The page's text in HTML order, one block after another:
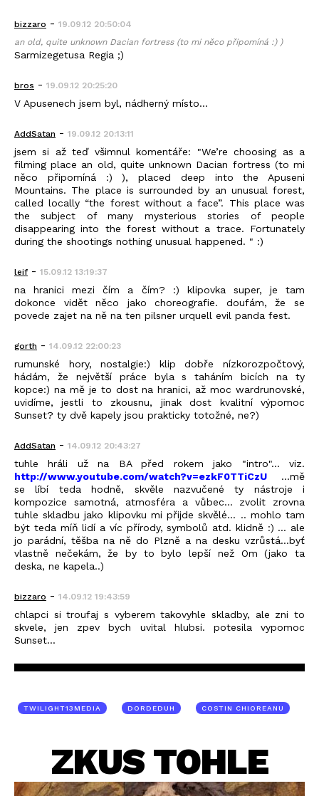
bizzaro - 19.09.12 20:50:04
an old, quite unknown Dacian fortress (to mi něco připomíná :) )
Sarmizegetusa Regia ;)
bros - 19.09.12 20:25:20
V Apusenech jsem byl, nádherný místo...
AddSatan - 19.09.12 20:13:11
jsem si až teď všimnul komentáře: "We’re choosing as a
filming place an old, quite unknown Dacian fortress (to mi
něco připomíná :) ), placed deep into the Apuseni
Mountains. The place is surrounded by an unusual forest,
called locally “the forest without a face”. This place was
the subject of many mysterious stories of people
disappearing into the forest without a trace. Fortunately
during the shootings nothing unusual happened. " :)
leif - 15.09.12 13:19:37
na hranici mezi čím a čím? :) klipovka super, je tam
dokonce vidět něco jako choreografie. doufám, že se
povede zajet na ně na ten pilsner urquell evil panda fest.
gorth - 14.09.12 22:00:23
rumunské hory, nostalgie:) klip dobře nízkorozpočtový,
hádám, že největší práce byla s taháním bicích na ty
kopce:) na mě je to dost na hranici, až moc wardrunovské,
uvidíme, jestli to zkousnu, jinak dost kvalitní výpomoc
Sunset? ty dvě kapely jsou prakticky totožné, ne?)
AddSatan - 14.09.12 20:43:27
tuhle hráli už na BA před rokem jako "intro"... viz.
http://www.youtube.com/watch?v=ezkF0TTiCzU ...mě
se líbí teda hodně, skvěle nazvučené ty nástroje i
kompozice samotná, atmosféra a vůbec... zvolit zrovna
tuhle skladbu jako klipovku mi přijde skvělé... .. mohlo tam
být teda míň lidí a víc přírody, symbolů atd. klidně :) ... ale
jo parádní, těšba na ně do Plzně a na desku vzrůstá...byť
vlastně nečekám, že by to bylo lepší než Om (jako ta
deska, ne kapela..)
bizzaro - 14.09.12 19:43:59
chlapci si troufaj s vyberem takovyhle skladby, ale zni to
skvele, jen zpev bych uvital hlubsi. potesila vypomoc
Sunset...
TWILIGHT13MEDIA DORDEDUH COSTIN CHIOREANU
ZKUS TOHLE